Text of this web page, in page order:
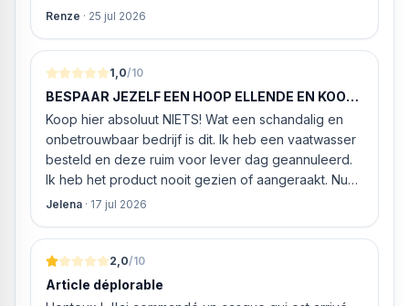
werd. ‘s Ochtends even gebeld met de
geïnstalleerd kan worden. Dit bleek het geval tegen
alleszins concurrente prijzen. De vriendelijke
medewerker gaf aan dat, als we gelijk via de
website gingen bestellen en betalen, hij z’n best
ging doen om ‘s middags nog te leveren. Het
bleken geen loze woorden: om 16.00 uur werd de
Neff vaatwasser geleverd en ver
Renze · 25 jul 2026
1,0/10
BESPAAR JEZELF EEN HOOP ELLENDE EN KOOP
HIER NIETS!
Koop hier absoluut NIETS! Wat een schandalig en
onbetrouwbaar bedrijf is dit. Ik heb een vaatwasser
besteld en deze ruim voor lever dag geannuleerd.
Ik heb het product nooit gezien of aangeraakt. Nu
weigeren ze gewoon om mijn geld volledig terug te
van MIJN geld inhouden!
Jelena · 17 jul 2026
2,0/10
Article déplorable